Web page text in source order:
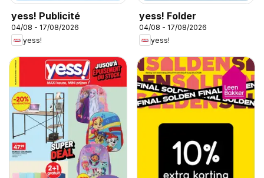
yess! Publicité
04/08 - 17/08/2026
yess!
yess! Folder
04/08 - 17/08/2026
yess!